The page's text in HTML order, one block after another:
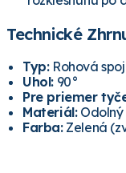
Technické
Typ:Rohová
Uhol: 90°
Pre priemer
Materiál:Odolný
Farba:Zelená